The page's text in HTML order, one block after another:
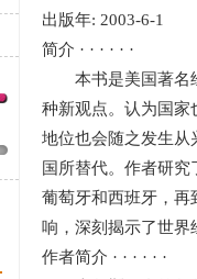
出版年: 2003-6-1
简介 · · · · · ·
本书是美国著名经
种新观点。认为国家
地位也会随之发生从
国所替代。作者研
葡萄牙和西班牙，再
响，深刻揭示了世界
作者简介 · · · · · ·